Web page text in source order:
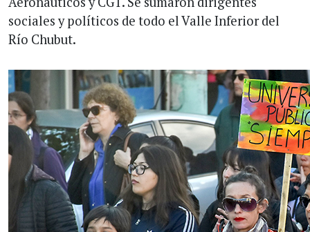
sociales y políticos de todo el Valle Inferior del
Río Chubut.